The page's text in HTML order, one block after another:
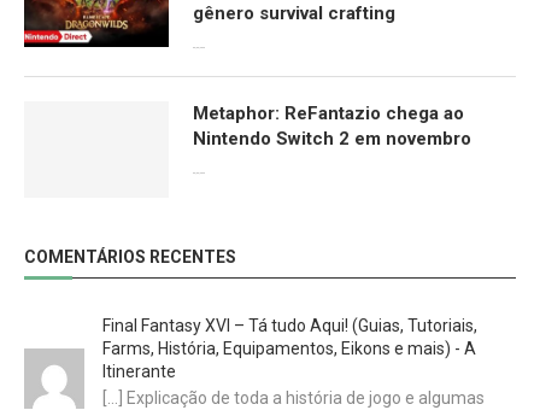
gênero survival crafting
Metaphor: ReFantazio chega ao
Nintendo Switch 2 em novembro
COMENTÁRIOS RECENTES
Final Fantasy XVI – Tá tudo Aqui! (Guias, Tutoriais,
Farms, História, Equipamentos, Eikons e mais) - A
Itinerante
[…] Explicação de toda a história de jogo e algumas